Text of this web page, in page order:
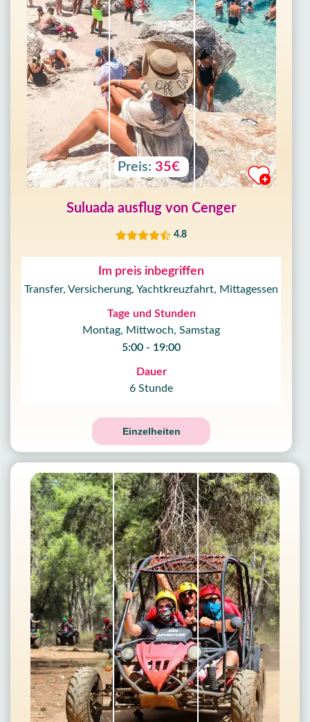
Preis: 35€
Suluada ausflug von Cenger
4.8
Im preis inbegriffen
Transfer, Versicherung, Yachtkreuzfahrt, Mittagessen
Tage und Stunden
Montag, Mittwoch, Samstag
5:00 - 19:00
Dauer
6 Stunde
Einzelheiten